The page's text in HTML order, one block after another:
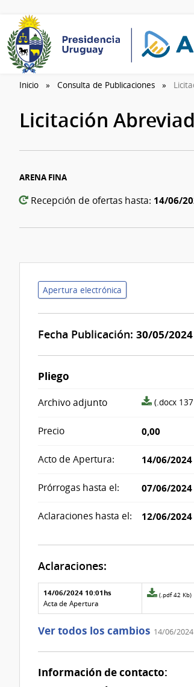
Inicio Consulta de Publicaciones
Licitación
ARENA FINA
Recepción de ofertas hasta: 14/06/
Apertura electrónica
Fecha Publicación: 30/05/
Pliego
Archivo adjunto
archivo
(.docx
Precio 0,00
Acto de Apertura: 14/06/
Prórrogas hasta el: 07/06/2024
Aclaraciones hasta el: 12/06/2024
Aclaraciones:
Aclaraciones del llamado
Fecha y
texto de
la
Archivo
de la
14/06/2024 10:01hs
Acta de Apertura
Archivo
de
aclaración
0
(.pdf 42 Kb)
Ver todos los cambios 14/06/
Información de contacto: